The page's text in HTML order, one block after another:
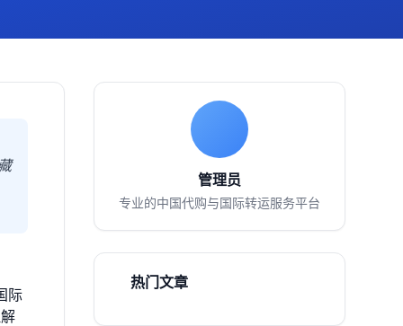
际
管理员
专业的中国代购与国际转运服务平台
热门文章